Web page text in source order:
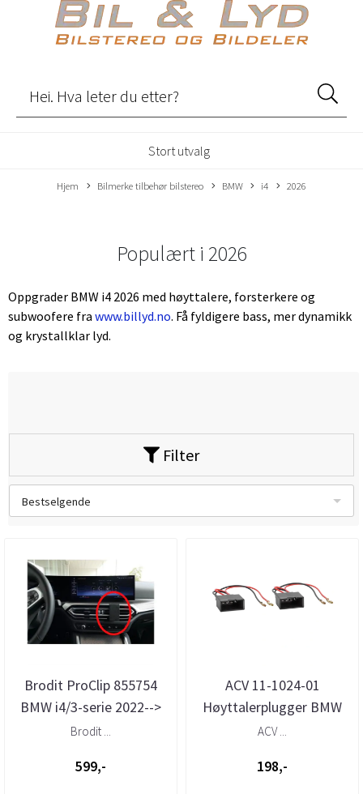
Stort utvalg
Hjem Bilmerke tilbehør bilstereo BMW i4 2026
Populært i 2026
Oppgrader BMW i4 2026 med høyttalere, forsterkere og
subwoofere fra www.billyd.no. Få fyldigere bass, mer dynamikk
og krystallklar lyd.
Filter
Bestselgende
Brodit ProClip 855754
BMW i4/3-serie 2022-->
Senter
Brodit ...
599,-
ACV 11-1024-01
Høyttalerplugger BMW
under-sete subwoofere
ACV ...
198,-